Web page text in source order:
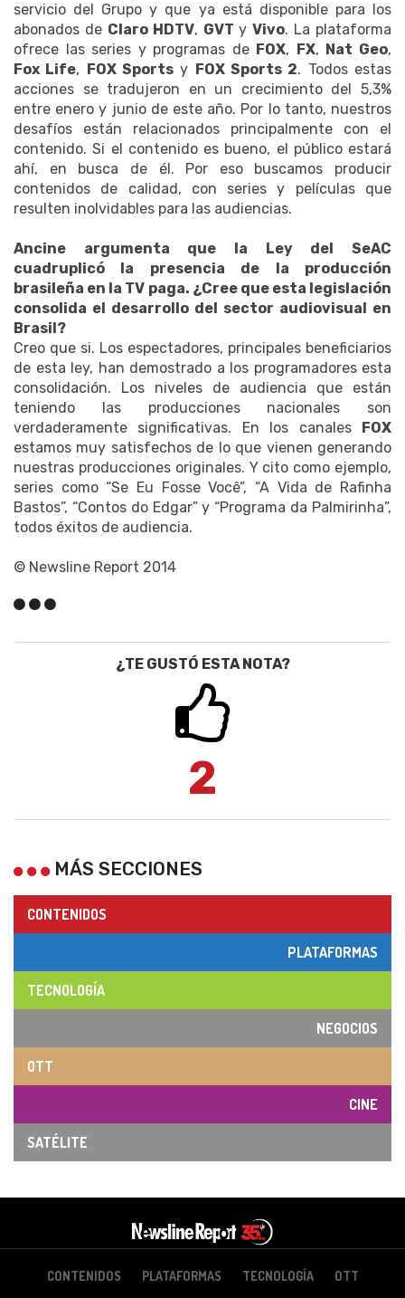
servicio del Grupo y que ya está disponible para los
abonados de Claro HDTV, GVT y Vivo. La plataforma
ofrece las series y programas de FOX, FX, Nat Geo,
Fox Life, FOX Sports y FOX Sports 2. Todos estas
acciones se tradujeron en un crecimiento del 5,3%
entre enero y junio de este año. Por lo tanto, nuestros
desafíos están relacionados principalmente con el
contenido. Si el contenido es bueno, el público estará
ahí, en busca de él. Por eso buscamos producir
contenidos de calidad, con series y películas que
resulten inolvidables para las audiencias.
Ancine argumenta que la Ley del SeAC
cuadruplicó la presencia de la producción
brasileña en la TV paga. ¿Cree que esta legislación
consolida el desarrollo del sector audiovisual en
Brasil?
Creo que si. Los espectadores, principales beneficiarios
de esta ley, han demostrado a los programadores esta
consolidación. Los niveles de audiencia que están
teniendo las producciones nacionales son
verdaderamente significativas. En los canales FOX
estamos muy satisfechos de lo que vienen generando
nuestras producciones originales. Y cito como ejemplo,
series como “Se Eu Fosse Você”, “A Vida de Rafinha
Bastos”, “Contos do Edgar” y “Programa da Palmirinha”,
todos éxitos de audiencia.
© Newsline Report 2014
¿TE GUSTÓ ESTA NOTA?
2
MÁS SECCIONES
CONTENIDOS
PLATAFORMAS
TECNOLOGÍA
NEGOCIOS
OTT
CINE
SATÉLITE
CONTENIDOS PLATAFORMAS TECNOLOGÍA OTT